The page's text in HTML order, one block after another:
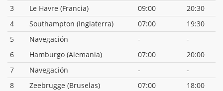
3
Le Havre (Francia) 09:00
20:30
4
Southampton (Inglaterra) 07:00
19:30
5
Navegación -
-
6
Hamburgo (Alemania) 07:00
20:00
7
Navegación -
-
8
Zeebrugge (Bruselas) 07:00 18:00